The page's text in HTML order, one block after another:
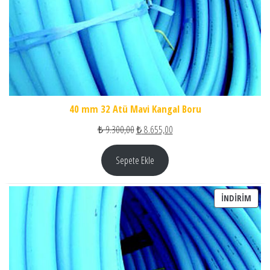
40 mm 32 Atü Mavi Kangal Boru
₺9.300,00Orijinal fiyat: ₺ 9.300,00.
₺8.655,00Şu andaki fiyat: ₺ 8.655,00.
Sepete Ekle
İNDIRIM